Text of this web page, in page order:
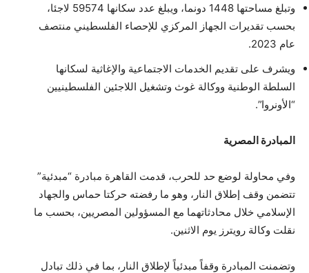
وتبلغ مساحتها 1448 دونما، ويبلغ عدد سكانها 59574 لاجئا،
بحسب تقديرات الجهاز المركزي للإحصاء الفلسطيني منتصف
عام 2023.
ويشرف على تقديم الخدمات الاجتماعية والإغاثية لسكانها
السلطة الوطنية ووكالة غوث وتشغيل اللاجئين الفلسطينيين
“الأونروا”.
المبادرة المصرية
وفي محاولة لوضع حد للحرب، قدمت القاهرة مبادرة “مبدئية”
تتضمن وقف إطلاق النار، وهو ما رفضته حركتا حماس والجهاد
الإسلامي خلال محادثاتهما مع المسؤولين المصريين، بحسب ما
نقلت وكالة رويترز يوم الاثنين.
وتضمنت المبادرة وقفاً مبدئياً لإطلاق النار، بما في ذلك تبادل